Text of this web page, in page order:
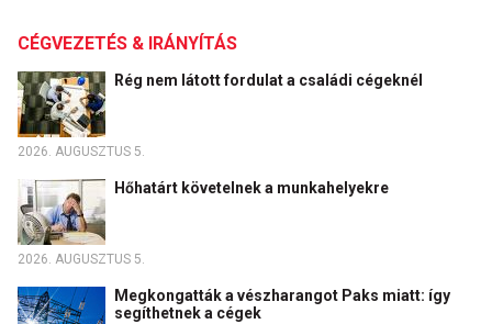
CÉGVEZETÉS & IRÁNYÍTÁS
Rég nem látott fordulat a családi cégeknél
2026. AUGUSZTUS 5.
Hőhatárt követelnek a munkahelyekre
2026. AUGUSZTUS 5.
Megkongatták a vészharangot Paks miatt: így
segíthetnek a cégek